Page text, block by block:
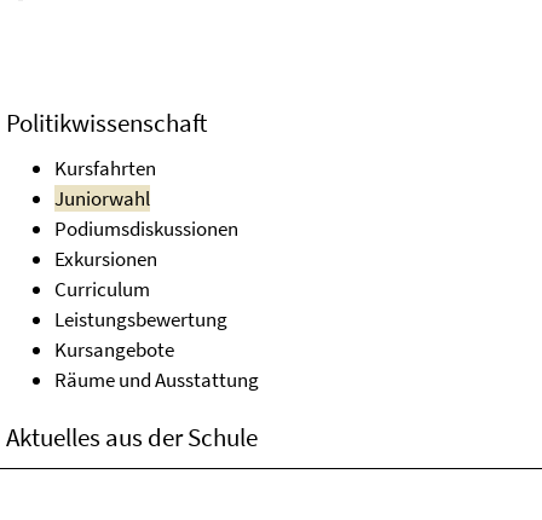
Politikwissenschaft
Kursfahrten
Juniorwahl
Podiumsdiskussionen
Exkursionen
Curriculum
Leistungsbewertung
Kursangebote
Räume und Ausstattung
Aktuelles aus der Schule